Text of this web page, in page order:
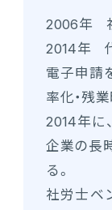
2006年
2014年
電子申請
率化・残
2014年に
企業の長
る。
社労士ベ